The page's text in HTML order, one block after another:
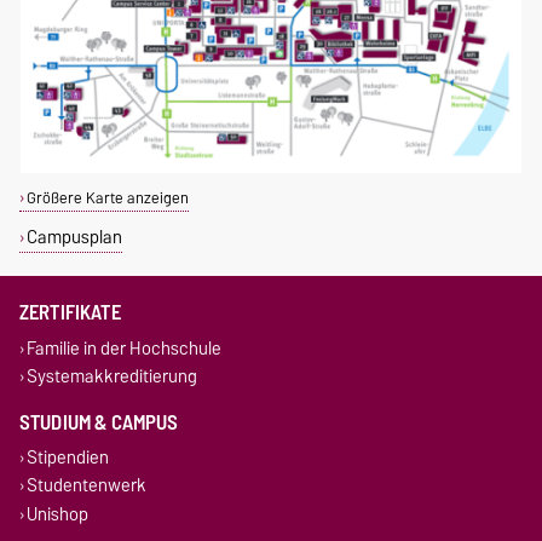
Größere Karte anzeigen
Campusplan
ZERTIFIKATE
Familie in der Hochschule
Systemakkreditierung
STUDIUM & CAMPUS
Stipendien
Studentenwerk
Unishop